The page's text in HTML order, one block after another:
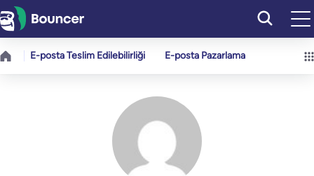
İçeriğe
geç
E-posta Teslim Edilebilirliği E-posta Pazarlama